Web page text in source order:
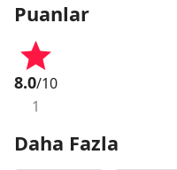
Puanlar
8.0/10
1
Daha Fazla